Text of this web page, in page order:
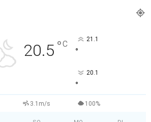
20.5 °C 21.1
°
20.1
°
3.1m/s 100%